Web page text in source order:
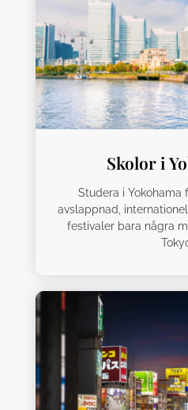
Skolor i
Studera i Yokohama
avslappnad,
festivaler bara några